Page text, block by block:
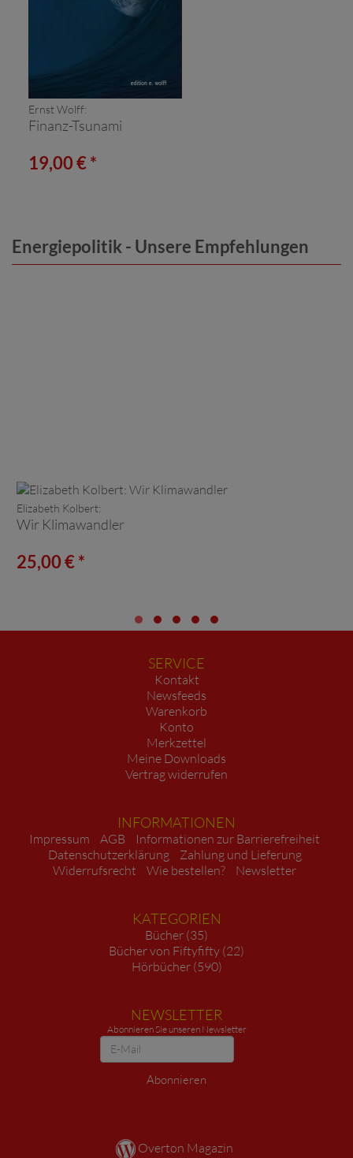
Ernst Wolff:
Finanz-Tsunami
19,00 € *
Energiepolitik - Unsere Empfehlungen
Elizabeth Kolbert:
Wir Klimawandler
25,00 € *
SERVICE
Kontakt
Newsfeeds
Warenkorb
Konto
Merkzettel
Meine Downloads
Vertrag widerrufen
INFORMATIONEN
Impressum AGB
Informationen zur Barrierefreiheit
Datenschutzerklärung
Zahlung und Lieferung
Widerrufsrecht
Wie bestellen? Newsletter
KATEGORIEN
Bücher (35)
Bücher von Fiftyfifty (22)
Hörbücher (590)
NEWSLETTER
Abonnieren Sie unseren Newsletter
Newsletter
Abonnieren
Overton Magazin